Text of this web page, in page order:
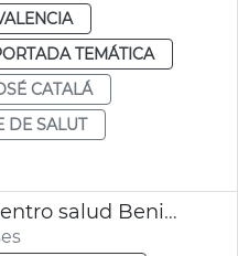
TEMÁTICA
CATALÁ
DE SALUT
Avanza ampliación centro salud Benimámet